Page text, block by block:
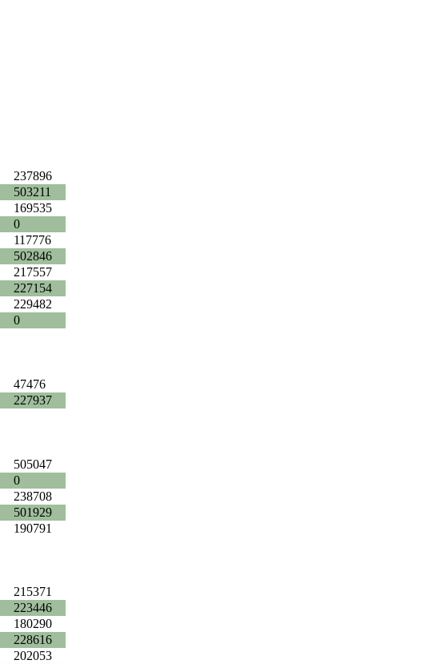
237896
503211
169535
0
117776
502846
217557
227154
229482
0
47476
227937
505047
0
238708
501929
190791
215371
223446
180290
228616
202053